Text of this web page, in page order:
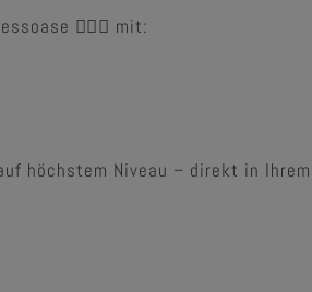
🧖‍♂️✨ mit:
höchstem Niveau – direkt in